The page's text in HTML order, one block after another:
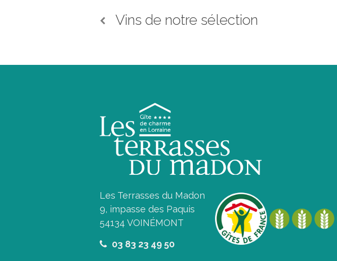
Navigation
PreviousVins de notre sélection
Les Terrasses du Madon
9, impasse des Paquis
54134 VOINÉMONT
03 83 23 49 50